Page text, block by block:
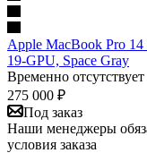
Apple MacBook Pro
19-GPU, Space Gray
Временно отсутствует
275 000 ₽
Под заказ
Наши менеджеры
условия заказа